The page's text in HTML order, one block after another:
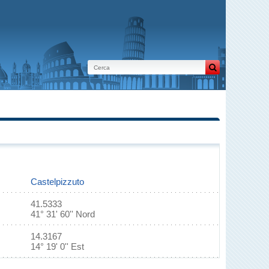
Castelpizzuto
41.5333
41° 31' 60'' Nord
14.3167
14° 19' 0'' Est